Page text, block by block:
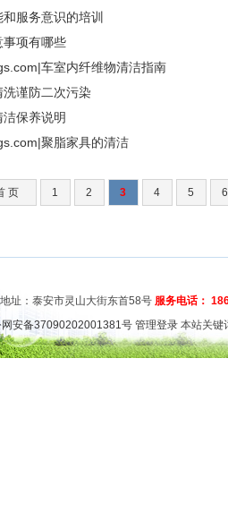
服务意识的培训
项有哪些
车室内纤维物清洁指南
谨防二次污染
保养说明
聚脂家具的清洁
页 1 2 3 4 5 6
址：泰安市灵山大街东首58号 服务电话：
网安备37090202001381号 管理登录 本站关键